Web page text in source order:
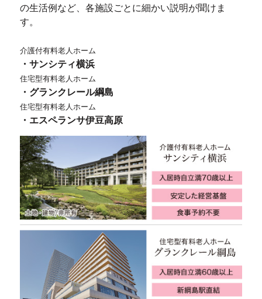
の生活例など、各施設ごとに細かい説明が聞けま
す。
介護付有料老人ホーム
・サンシティ横浜
住宅型有料老人ホーム
・グランクレール綱島
住宅型有料老人ホーム
・エスペランサ伊豆高原